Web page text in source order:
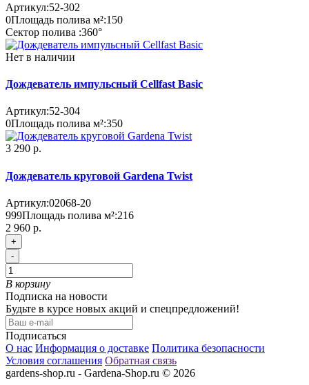
Артикул:52-302
0Площадь полива м²:150
Сектор полива :360°
Нет в наличии
Дождеватель импульсный Cellfast Basic
Артикул:52-304
0Площадь полива м²:350
3 290 р.
Дождеватель круговой Gardena Twist
Артикул:02068-20
999Площадь полива м²:216
2 960 р.
+
-
В корзину
Подписка на новости
Будьте в курсе новых акций и спецпредложений!
Подписаться
О нас Информация о доставке Политика безопасности
Условия соглашения Обратная связь
gardens-shop.ru - Gardena-Shop.ru © 2026